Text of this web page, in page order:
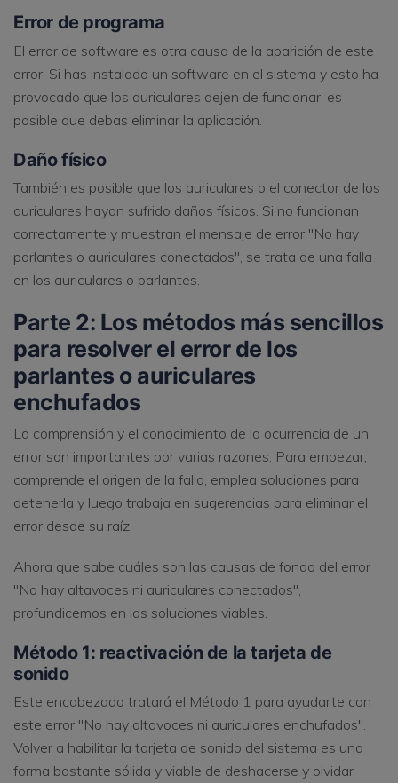
Error de programa
El error de software es otra causa de la aparición de este
error. Si has instalado un software en el sistema y esto ha
provocado que los auriculares dejen de funcionar, es
posible que debas eliminar la aplicación.
Daño físico
También es posible que los auriculares o el conector de los
auriculares hayan sufrido daños físicos. Si no funcionan
correctamente y muestran el mensaje de error "No hay
parlantes o auriculares conectados", se trata de una falla
en los auriculares o parlantes.
Parte 2: Los métodos más sencillos
para resolver el error de los
parlantes o auriculares
enchufados
La comprensión y el conocimiento de la ocurrencia de un
error son importantes por varias razones. Para empezar,
comprende el origen de la falla, emplea soluciones para
detenerla y luego trabaja en sugerencias para eliminar el
error desde su raíz.
Ahora que sabe cuáles son las causas de fondo del error
"No hay altavoces ni auriculares conectados",
profundicemos en las soluciones viables.
Método 1: reactivación de la tarjeta de
sonido
Este encabezado tratará el Método 1 para ayudarte con
este error "No hay altavoces ni auriculares enchufados".
Volver a habilitar la tarjeta de sonido del sistema es una
forma bastante sólida y viable de deshacerse y olvidar